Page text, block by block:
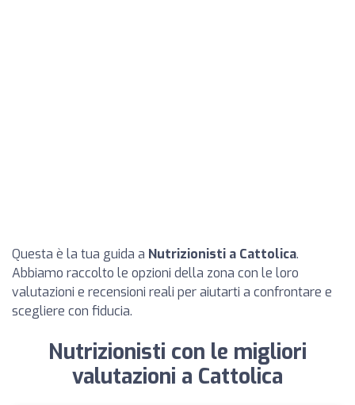
Questa è la tua guida a Nutrizionisti a Cattolica.
Abbiamo raccolto le opzioni della zona con le loro
valutazioni e recensioni reali per aiutarti a confrontare e
scegliere con fiducia.
Nutrizionisti con le migliori
valutazioni a Cattolica